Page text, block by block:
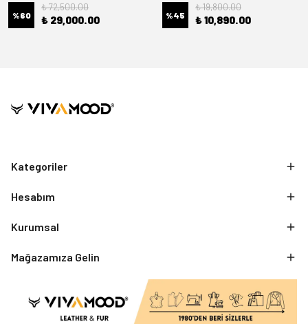
%60
₺ 72,500.00
₺ 29,000.00 %45
₺ 19,800.00
₺ 10,890.00
Kategoriler
Hesabım
Kurumsal
Mağazamıza Gelin